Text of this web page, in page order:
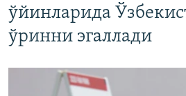
ИЖТИМОИЙ ТАРМОҚЛАР
ўйинларида
ўринни эгаллади